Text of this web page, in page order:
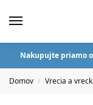
Nakupujte priamo
Domov / Vrecia a